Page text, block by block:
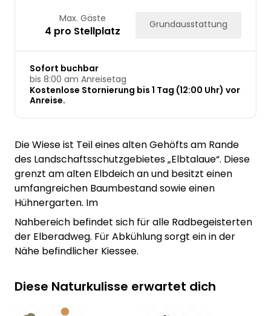
Max. Gäste
4 pro Stellplatz Grundausstattung
Sofort buchbar
bis 8:00 am Anreisetag
Kostenlose Stornierung bis 1 Tag (12:00 Uhr) vor
Anreise.
Die Wiese ist Teil eines alten Gehöfts am Rande
des Landschaftsschutzgebietes „Elbtalaue“. Diese
grenzt am alten Elbdeich an und besitzt einen
umfangreichen Baumbestand sowie einen
Hühnergarten. Im
Nahbereich befindet sich für alle Radbegeisterten
der Elberadweg. Für Abkühlung sorgt ein in der
Nähe befindlicher Kiessee.
Diese Naturkulisse erwartet dich